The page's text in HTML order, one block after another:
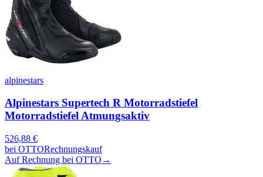
alpinestars
Alpinestars Supertech R Motorradstiefel
Motorradstiefel Atmungsaktiv
526,88 €
bei OTTORechnungskauf
Auf Rechnung bei OTTO →